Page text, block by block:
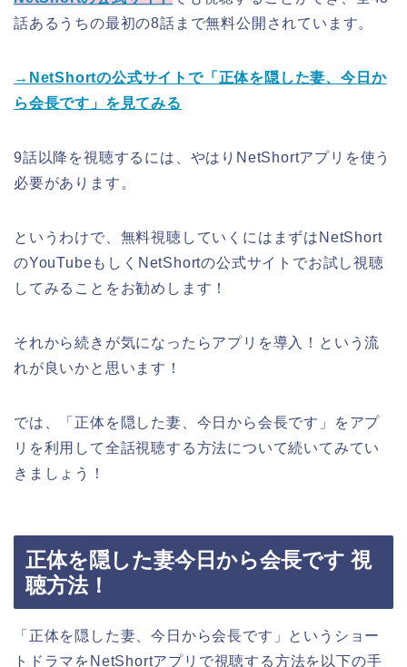
話あるうちの最初の8話まで無料公開されています。
→NetShortの公式サイトで「正体を隠した妻、今日か
ら会長です」を見てみる
9話以降を視聴するには、やはりNetShortアプリを使う
必要があります。
というわけで、無料視聴していくにはまずはNetShort
のYouTubeもしくNetShortの公式サイトでお試し視聴
してみることをお勧めします！
それから続きが気になったらアプリを導入！という流
れが良いかと思います！
では、「正体を隠した妻、今日から会長です」をアプ
リを利用して全話視聴する方法について続いてみてい
きましょう！
正体を隠した妻今日から会長です 視
聴方法！
「正体を隠した妻、今日から会長です」というショー
トドラマをNetShortアプリで視聴する方法を以下の手